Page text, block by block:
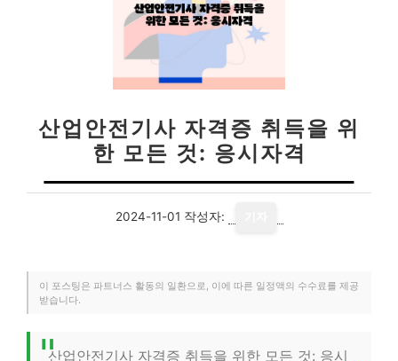
산업안전기사 자격증 취득을 위
한 모든 것: 응시자격
2024-11-01 작성자:
이 포스팅은 파트너스 활동의 일환으로, 이에 따른 일정액의 수수료를 제공
받습니다.
산업안전기사 자격증 취득을 위한 모든 것: 응시